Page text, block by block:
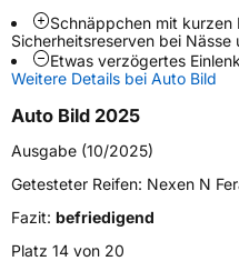
Weitere Eigenschaften
SchlauchtypTL
ZustandNeureifen
VerstärktXL
EU Label
Schnäppchen mit
Sicherheitsreserven bei Nässe
Etwas verzögertes
Weitere Details bei Auto Bild
Auto Bild 2025
Ausgabe (10/2025)
Getesteter Reifen: Nexen N
Fazit: befriedigend
Platz 14 von 20